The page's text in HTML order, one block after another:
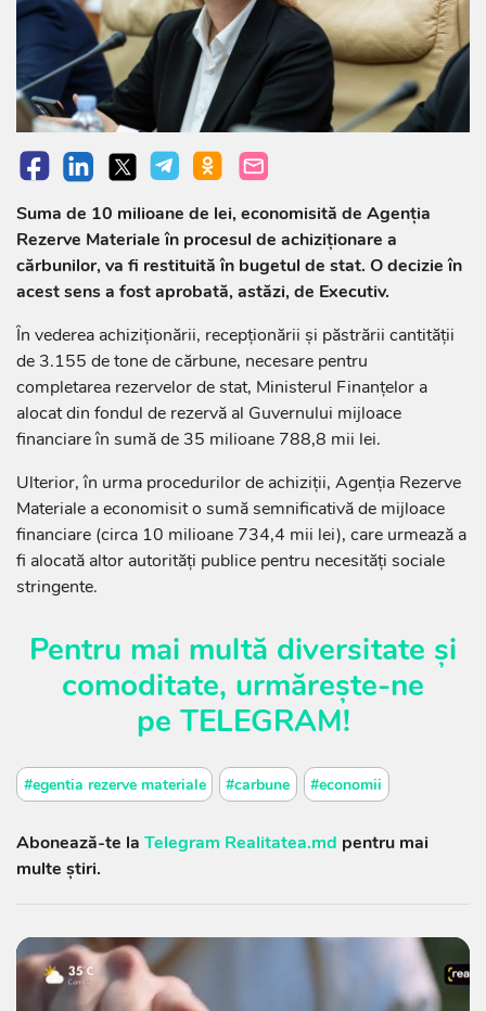
Suma de 10 milioane de lei, economisită de Agenția
Rezerve Materiale în procesul de achiziționare a
cărbunilor, va fi restituită în bugetul de stat. O decizie în
acest sens a fost aprobată, astăzi, de Executiv.
În vederea achiziționării, recepționării și păstrării cantității
de 3.155 de tone de cărbune, necesare pentru
completarea rezervelor de stat, Ministerul Finanțelor a
alocat din fondul de rezervă al Guvernului mijloace
financiare în sumă de 35 milioane 788,8 mii lei.
Ulterior, în urma procedurilor de achiziții, Agenția Rezerve
Materiale a economisit o sumă semnificativă de mijloace
financiare (circa 10 milioane 734,4 mii lei), care urmează a
fi alocată altor autorități publice pentru necesități sociale
stringente.
Pentru mai multă diversitate și
comoditate, urmărește-ne
pe TELEGRAM!
#egentia rezerve materiale #carbune #economii
Abonează-te la Telegram Realitatea.md pentru mai
multe știri.